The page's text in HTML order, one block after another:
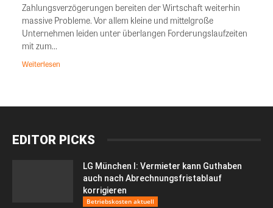
Zahlungsverzögerungen bereiten der Wirtschaft weiterhin
massive Probleme. Vor allem kleine und mittelgroße
Unternehmen leiden unter überlangen Forderungslaufzeiten
mit zum...
Weiterlesen
EDITOR PICKS
LG München I: Vermieter kann Guthaben
auch nach Abrechnungsfristablauf
korrigieren
Betriebskosten aktuell